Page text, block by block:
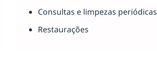
Consultas e limpezas periódicas
Restaurações